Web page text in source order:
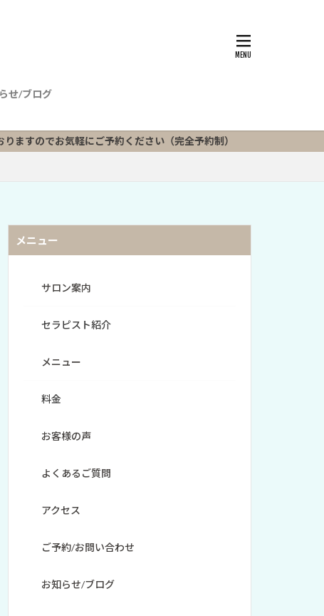
せ/ブログ
軽にご予約ください（完全予約制）
メニュー
サロン案内
セラピスト紹介
メニュー
料金
お客様の声
よくあるご質問
アクセス
ご予約/お問い合わせ
お知らせ/ブログ